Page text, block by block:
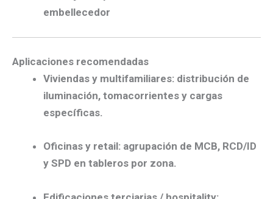
embellecedor
Aplicaciones recomendadas
Viviendas y multifamiliares: distribución de
iluminación, tomacorrientes y cargas
específicas.
Oficinas y retail: agrupación de MCB, RCD/ID
y SPD en tableros por zona.